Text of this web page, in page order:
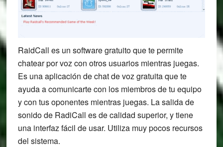
RaidCall es un software gratuito que te permite
chatear por voz con otros usuarios mientras juegas.
Es una aplicación de chat de voz gratuita que te
ayuda a comunicarte con los miembros de tu equipo
y con tus oponentes mientras juegas. La salida de
sonido de RadiCall es de calidad superior, y tiene
una interfaz fácil de usar. Utiliza muy pocos recursos
del sistema.